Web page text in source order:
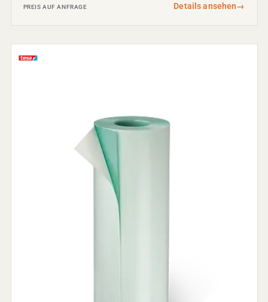
PREIS AUF ANFRAGE Details ansehen→